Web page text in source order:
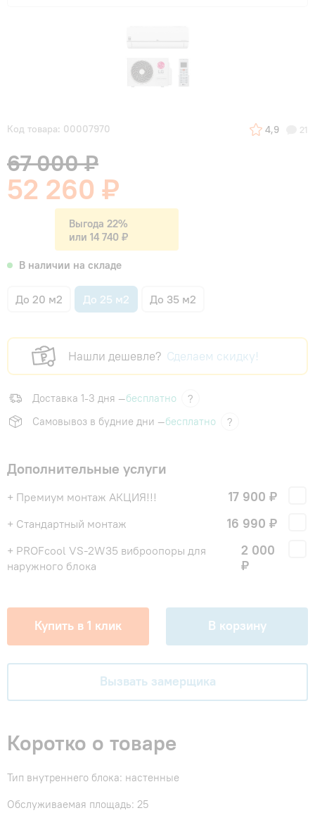
Код товара: 00007970 4,9 21
67 000 ₽
52 260 ₽
Выгода 22%
или 14 740 ₽
В наличии на складе
До 20 м2 До 25 м2 До 35 м2
Нашли дешевле? Сделаем скидку!
Доставка 1-3 дня —бесплатно
?
Самовывоз в будние дни —бесплатно ?
Дополнительные услуги
+ Премиум монтаж АКЦИЯ!!! 17 900 ₽
+ Стандартный монтаж 16 990 ₽
+ PROFcool VS-2W35 виброопоры для
наружного блока
2 000
₽
Купить в 1 клик В корзину
Вызвать замерщика
Коротко о товаре
Тип внутреннего блока: настенные
Обслуживаемая площадь: 25